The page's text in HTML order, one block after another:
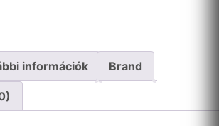
információk Brand